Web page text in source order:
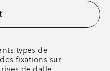
types de
fixations sur
de dalle